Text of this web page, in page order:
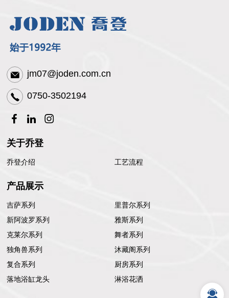
jm07@joden.com.cn
0750-3502194
关于乔登
乔登介绍 工艺流程
产品展示
吉萨系列
里普尔系列
新阿波罗系列
雅斯系列
克莱尔系列
舞者系列
独角兽系列
沐藏阁系列
复合系列
厨房系列
落地浴缸龙头
淋浴花洒